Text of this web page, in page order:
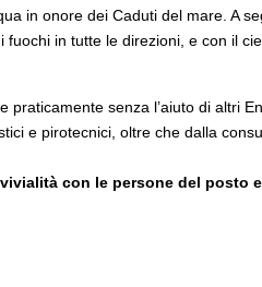
in onore dei Caduti del mare. A
in tutte le direzioni, e con il
praticamente senza l’aiuto di altri
e pirotecnici, oltre che dalla
con le persone del posto